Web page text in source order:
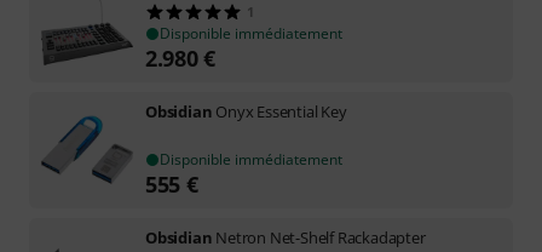
1
Disponible immédiatement
2.980€
Obsidian Onyx Essential Key
Disponible immédiatement
555 €
Obsidian Netron Net-Shelf Rackadapter